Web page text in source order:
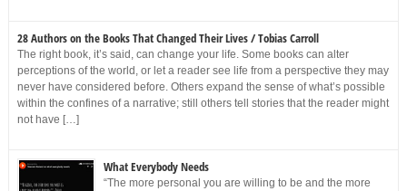
28 Authors on the Books That Changed Their Lives / Tobias Carroll
The right book, it’s said, can change your life. Some books can alter
perceptions of the world, or let a reader see life from a perspective they may
never have considered before. Others expand the sense of what’s possible
within the confines of a narrative; still others tell stories that the reader might
not have […]
What Everybody Needs
“The more personal you are willing to be and the more